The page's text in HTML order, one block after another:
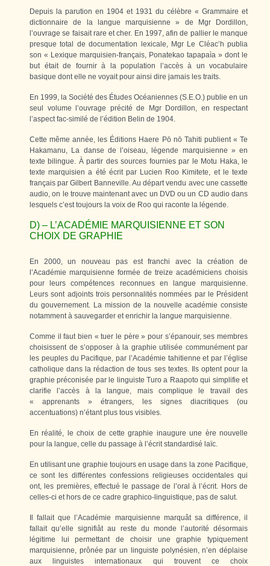
Depuis la parution en 1904 et 1931 du célèbre « Grammaire et
dictionnaire de la langue marquisienne » de Mgr Dordillon,
l’ouvrage se faisait rare et cher. En 1997, afin de pallier le manque
presque total de documentation lexicale, Mgr Le Cléac’h publia
son « Lexique marquisien-français, Ponatekao tapapaìa » dont le
but était de fournir à la population l’accès à un vocabulaire
basique dont elle ne voyait pour ainsi dire jamais les traits.
En 1999, la Société des Études Océaniennes (S.E.O.) publie en un
seul volume l’ouvrage précité de Mgr Dordillon, en respectant
l’aspect fac-similé de l’édition Belin de 1904.
Cette même année, les Éditions Haere Pō nō Tahiti publient « Te
Hakamanu, La danse de l’oiseau, légende marquisienne » en
texte bilingue. À partir des sources fournies par le Motu Haka, le
texte marquisien a été écrit par Lucien Roo Kimitete, et le texte
français par Gilbert Banneville. Au départ vendu avec une cassette
audio, on le trouve maintenant avec un DVD ou un CD audio dans
lesquels c’est toujours la voix de Roo qui raconte la légende.
D) – L’ACADÉMIE MARQUISIENNE ET SON
CHOIX DE GRAPHIE
En 2000, un nouveau pas est franchi avec la création de
l’Académie marquisienne formée de treize académiciens choisis
pour leurs compétences reconnues en langue marquisienne.
Leurs sont adjoints trois personnalités nommées par le Président
du gouvernement. La mission de la nouvelle académie consiste
notamment à sauvegarder et enrichir la langue marquisienne.
Comme il faut bien « tuer le père » pour s’épanouir, ses membres
choisissent de s’opposer à la graphie utilisée communément par
les peuples du Pacifique, par l’Académie tahitienne et par l’église
catholique dans la rédaction de tous ses textes. Ils optent pour la
graphie préconisée par le linguiste Turo a Raapoto qui simplifie et
clarifie l’accès à la langue, mais complique le travail des
« apprenants » étrangers, les signes diacritiques (ou
accentuations) n’étant plus tous visibles.
En réalité, le choix de cette graphie inaugure une ère nouvelle
pour la langue, celle du passage à l’écrit standardisé laïc.
En utilisant une graphie toujours en usage dans la zone Pacifique,
ce sont les différentes confessions religieuses occidentales qui
ont, les premières, effectué le passage de l’oral à l’écrit. Hors de
celles-ci et hors de ce cadre graphico-linguistique, pas de salut.
Il fallait que l’Académie marquisienne marquât sa différence, il
fallait qu’elle signifiât au reste du monde l’autorité désormais
légitime lui permettant de choisir une graphie typiquement
marquisienne, prônée par un linguiste polynésien, n’en déplaise
aux linguistes internationaux qui trouvent ce choix